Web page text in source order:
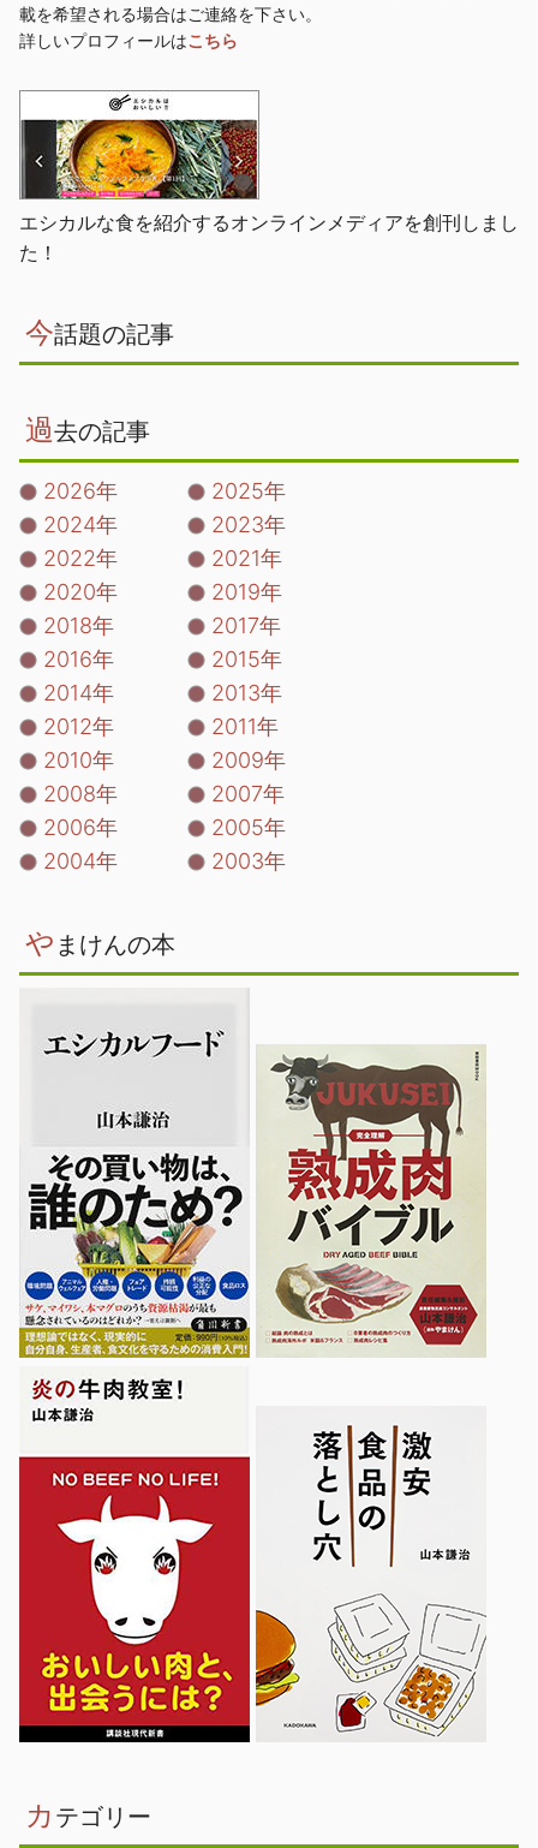
載を希望される場合はご連絡を下さい。
詳しいプロフィールはこちら
エシカルな食を紹介するオンラインメディアを創刊しまし
た！
今話題の記事
過去の記事
2026年
2025年
2024年
2023年
2022年
2021年
2020年
2019年
2018年
2017年
2016年
2015年
2014年
2013年
2012年
2011年
2010年
2009年
2008年
2007年
2006年
2005年
2004年
2003年
や まけんの本
カ テゴリー